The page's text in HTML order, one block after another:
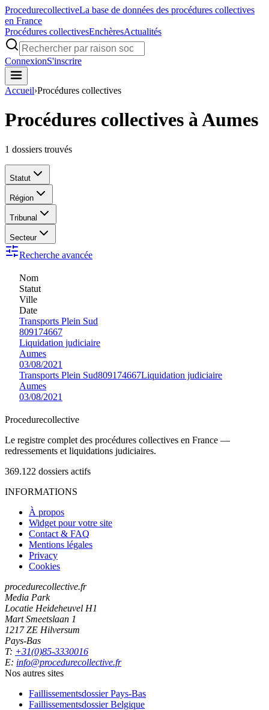
ProcedurecollectiveLa base de données des procédures collectives
en France
Procédures collectivesEnchèresActualités
ConnexionS'inscrire
Accueil›Procédures collectives
Procédures collectives à Aumes
1 dossiers trouvés
Statut
Région
Tribunal
Secteur
Recherche avancée
Nom
Statut
Ville
Date
Transports Plein Sud
809174667
Liquidation judiciaire
Aumes
03/08/2021
Transports Plein Sud809174667Liquidation judiciaire
Aumes
03/08/2021
Procedurecollective
Le registre complet des procédures collectives en France —
redressements et liquidations judiciaires.
369.122 dossiers actifs
INFORMATIONS
À propos
Widget pour votre site
Contact & FAQ
Mentions légales
Privacy
Cookies
procedurecollective.fr
Media Park
Locatie Heideheuvel H1
Mart Smeetslaan 1
1217 ZE Hilversum
Pays-Bas
T: +31(0)85-3330016
E: info@procedurecollective.fr
Nos autres sites
Faillissementsdossier Pays-Bas
Faillissementsdossier Belgique